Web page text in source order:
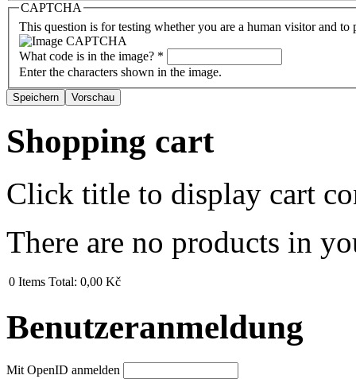
CAPTCHA
This question is for testing whether you are a human visitor and to
What code is in the image? *
Enter the characters shown in the image.
Shopping cart
Click title to display cart
There are no products in
0 Items Total: 0,00 Kč
Benutzeranmeldung
Mit OpenID anmelden